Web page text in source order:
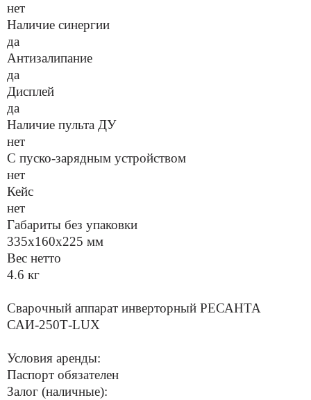
нет
Наличие синергии
да
Антизалипание
да
Дисплей
да
Наличие пульта ДУ
нет
С пуско-зарядным устройством
нет
Кейс
нет
Габариты без упаковки
335х160х225 мм
Вес нетто
4.6 кг
Сварочный аппарат инверторный РЕСАНТА
САИ-250Т-LUX
Условия аренды:
Паспорт обязателен
Залог (наличные):